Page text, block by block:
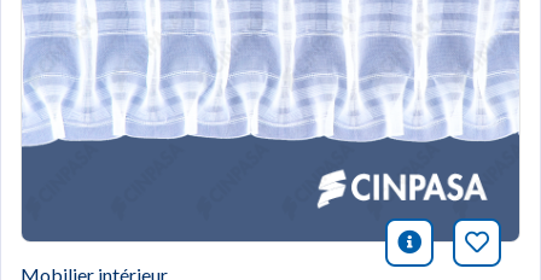
icono
Mobilier intérieur